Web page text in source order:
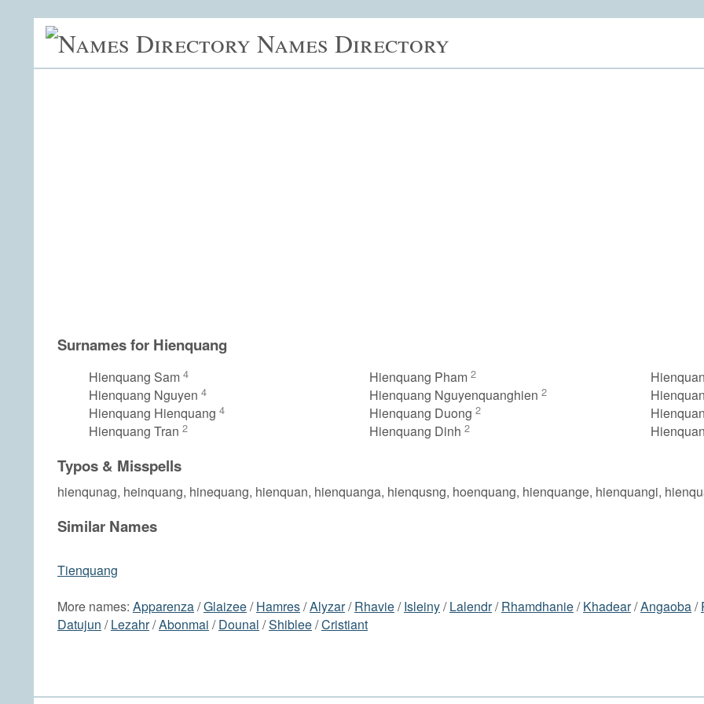
Names Directory
Surnames for Hienquang
Hienquang Sam 4
Hienquang Nguyen 4
Hienquang Hienquang 4
Hienquang Tran 2
Hienquang Pham2
Hienquang Nguyenquanghien2
Hienquang Duong2
Hienquang Dinh2
Typos & Misspells
hienqunag, heinquang, hinequang, hienquan, hienquanga, hienqusng, hoenquang, hienquange, hienquangi,
Similar Names
Tienquang
More names: Apparenza/Glaizee/Hamres/Alyzar/Rhavie/Isleiny/Lalendr/Rhamdhanie/Khadear/Angaoba/
Datujun /Lezahr/Abonmai /Dounal /Shiblee/Cristiant